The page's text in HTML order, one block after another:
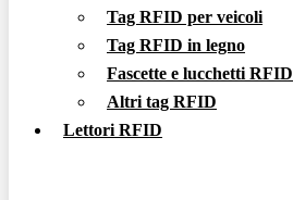
Tag RFID per veicoli
Tag RFID in legno
Fascette e lucchetti RFID
Altri tag RFID
Lettori RFID